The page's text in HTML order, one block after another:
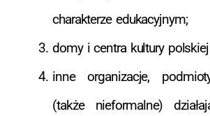
charakterze edukacyjnym;
domy i centra kultury
inne organizacje,
(także nieformalne)